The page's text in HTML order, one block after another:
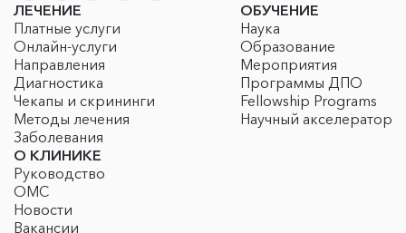
ЛЕЧЕНИЕ
Платные услуги
Онлайн-услуги
Направления
Диагностика
Чекапы и скрининги
Методы лечения
Заболевания
ОБУЧЕНИЕ
Наука
Образование
Мероприятия
Программы ДПО
Fellowship Programs
Научный акселератор
О КЛИНИКЕ
Руководство
ОМС
Новости
Вакансии